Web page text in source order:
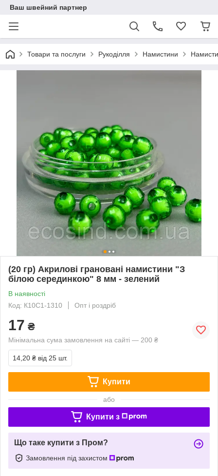
Ваш швейний партнер
Товари та послуги Рукоділля Намистини
(20 гр) Акрилові грановані намистини "З
білою серединкою" 8 мм - зелений
В наявності
Код: К10С1-1310
Опт і роздріб
17 ₴
Мінімальна сума замовлення на сайті — 200 ₴
14,20 ₴ від 25 шт.
Купити
або
Купити з
Що таке купити з Пром?
Замовлення під захистом